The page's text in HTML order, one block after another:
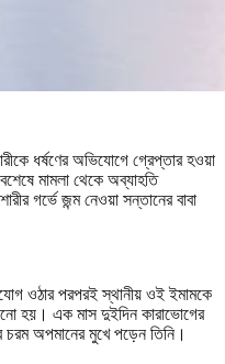
ধর্ষণের অভিযোগে গ্রেপ্তার হওয়া
মামলা থেকে অব্যাহতি
গর্ভে জন্ম নেওয়া সন্তানের বাবা
ওঠার পরপরই স্থানীয় ওই ইমামকে
হয়। এক মাস দুইদিন কারাভোগের
চরম অপমানের মুখে পড়েন তিনি।